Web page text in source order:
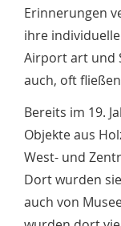
Erinnerungen
ihre
Airport art und
auch, oft
Bereits im 19.
Objekte aus
West- und
Dort wurden
auch von